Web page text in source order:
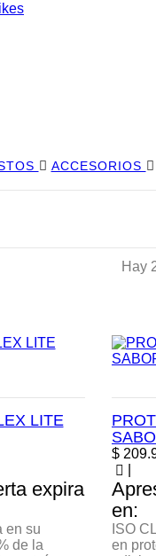
ACCESORIOS
Hay
LITE
expira
en su
de la
Precio
$
en:
ISO
en